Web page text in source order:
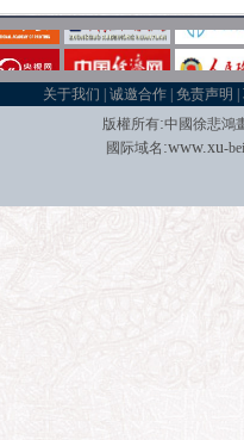
关于我们 |诚邀合作 |免责声明 |
版權所有:中國徐悲鴻
國际域名 :www.xu-